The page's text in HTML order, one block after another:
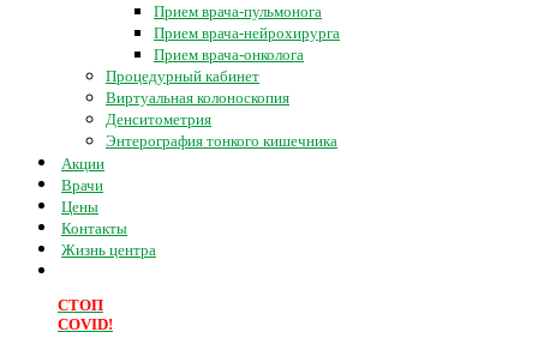
Прием врача-пульмонога
Прием врача-нейрохирурга
Прием врача-онколога
Процедурный кабинет
Виртуальная колоноскопия
Денситометрия
Энтерография тонкого кишечника
Акции
Врачи
Цены
Контакты
Жизнь центра
СТОП
COVID!